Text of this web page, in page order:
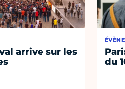
arrive sur les
du